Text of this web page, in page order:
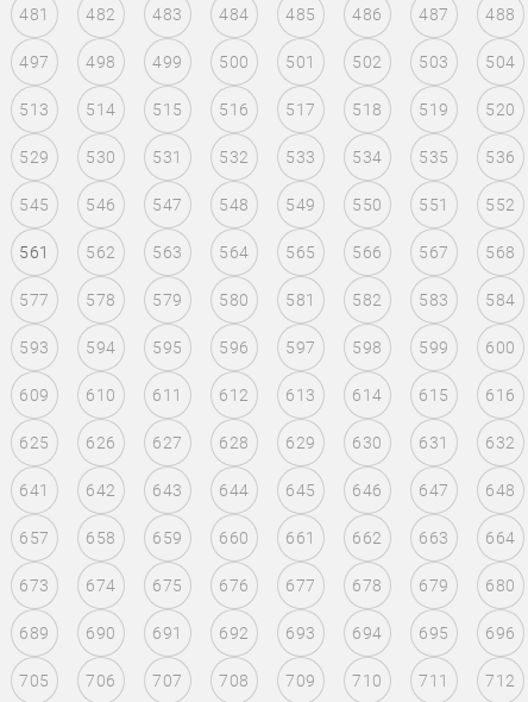
481 482 483 484 485 486 487 488
497 498 499 500 501 502 503 504
513 514 515 516 517 518 519 520
529 530 531 532 533 534 535 536
545 546 547 548 549 550 551 552
561 562 563 564 565 566 567 568
577 578 579 580 581 582 583 584
593 594 595 596 597 598 599 600
609 610 611 612 613 614 615 616
625 626 627 628 629 630 631 632
641 642 643 644 645 646 647 648
657 658 659 660 661 662 663 664
673 674 675 676 677 678 679 680
689 690 691 692 693 694 695 696
705 706 707 708 709 710 711 712